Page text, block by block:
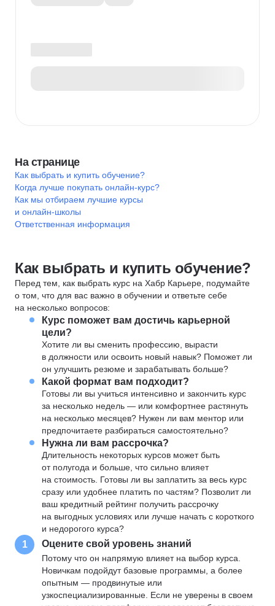
На странице
Как выбрать и купить обучение?
Когда лучше покупать онлайн-курс?
Как мы отбираем лучшие курсы
и онлайн-школы
Ответственная информация
Как выбрать и купить обучение?
Перед тем, как выбрать курс на Хабр Карьере, подумайте
о том, что для вас важно в обучении и ответьте себе
на несколько вопросов:
Курс поможет вам достичь карьерной
цели?
Хотите ли вы сменить профессию, вырасти
в должности или освоить новый навык? Поможет ли
он улучшить резюме и зарабатывать больше?
Какой формат вам подходит?
Готовы ли вы учиться интенсивно и закончить курс
за несколько недель — или комфортнее растянуть
на несколько месяцев? Нужен ли вам ментор или
предпочитаете разбираться самостоятельно?
Нужна ли вам рассрочка?
Длительность некоторых курсов может быть
от полугода и больше, что сильно влияет
на стоимость. Готовы ли вы заплатить за весь курс
сразу или удобнее платить по частям? Позволит ли
ваш кредитный рейтинг получить рассрочку
на выгодных условиях или лучше начать с короткого
и недорогого курса?
1 Оцените свой уровень знаний
Потому что он напрямую влияет на выбор курса.
Новичкам подойдут базовые программы, а более
опытным — продвинутые или
узкоспециализированные. Если не уверены в своем